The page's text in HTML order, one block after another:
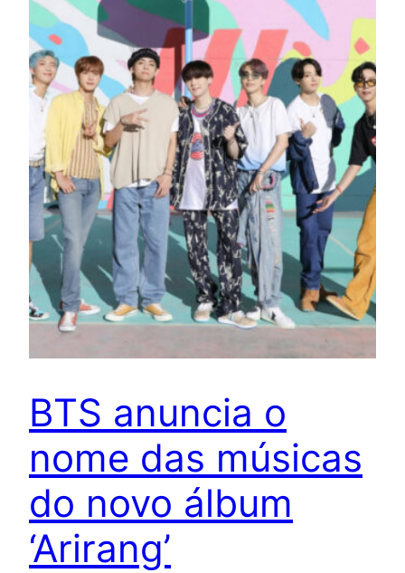
BTS anuncia o
nome das músicas
do novo álbum
‘Arirang’